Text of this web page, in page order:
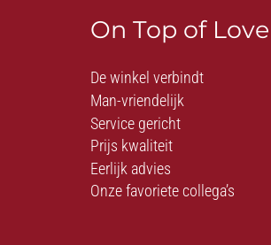
On Top of Love
De winkel verbindt
Man-vriendelijk
Service gericht
Prijs kwaliteit
Eerlijk advies
Onze favoriete collega’s